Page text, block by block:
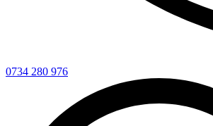
0734 280 976